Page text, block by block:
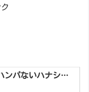
ンパないハナシ…